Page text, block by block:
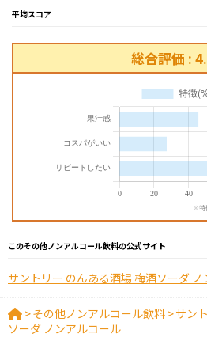
平均スコア
総合評価 :
※特
このその他ノンアルコール飲料の公式サイト
サントリー のんある酒場 梅酒ソーダ
>その他ノンアルコール飲料 >サン
ソーダ ノンアルコール